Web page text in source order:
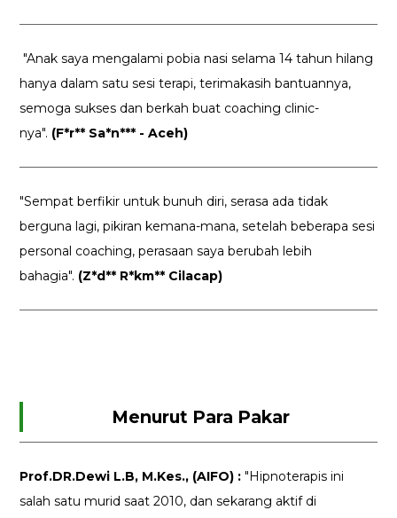
"Anak saya mengalami pobia nasi selama 14 tahun hilang
hanya dalam satu sesi terapi, terimakasih bantuannya,
semoga sukses dan berkah buat coaching clinic-
nya". (F*r** Sa*n*** - Aceh)
"Sempat berfikir untuk bunuh diri, serasa ada tidak
berguna lagi, pikiran kemana-mana, setelah beberapa sesi
personal coaching, perasaan saya berubah lebih
bahagia". (Z*d** R*km** Cilacap)
Menurut Para Pakar
Prof.DR.Dewi L.B, M.Kes., (AIFO) :"Hipnoterapis ini
salah satu murid saat 2010, dan sekarang aktif di